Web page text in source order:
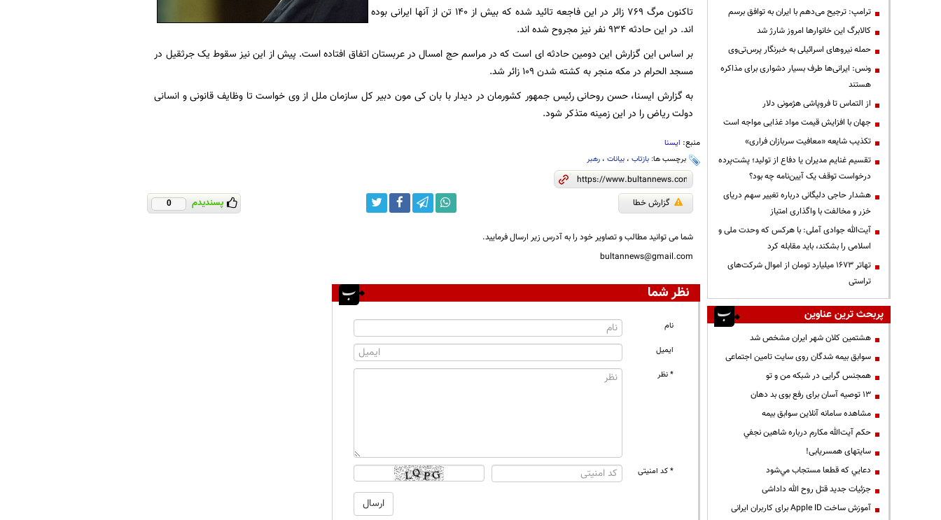
تاکنون مرگ 769 زائر در این فاجعه تائید شده که بیش از 140 تن از آنها ایرانی بوده
اند. در این حادثه 934 نفر نیز مجروح شده اند.
بر اساس این گزارش این دومین حادثه ای است که در مراسم حج امسال در عربستان اتفاق افتاده است. پیش از این نیز سقوط یک جرثقیل در
مسجد الحرام در مکه منجر به کشته شدن 109 زائر شد.
به گزارش ایسنا،‌ حسن روحانی رئیس جمهور کشورمان در دیدار با بان کی مون دبیر کل سازمان ملل از وی خواست تا وظایف قانونی و انسانی
دولت ریاض را در این زمینه متذکر شود.
منبع: ایسنا
برچسب ها: بازتاب، بیانات، رهبر
گزارش خطا پسندیدم 0
شما می توانید مطالب و تصاویر خود را به آدرس زیر ارسال فرمایید.
bultannews@gmail.com
نظر شما
نام
ایمیل
* نظر
* کد امنیتی
ترامپ: ترجیح می‌دهم با ایران به توافق برسم
کالابرگ این خانوارها امروز شارژ شد
حمله نیروهای اسرائیلی به خبرنگار پرس‌تی‌وی
ونس: ایرانی‌ها طرف بسیار دشواری برای مذاکره
هستند
از التماس تا فروپاشی هژمونی دلار
جهان با افزایش قیمت مواد غذایی مواجه است
تکذیب شایعه «معافیت سربازان فراری»
تقسیم غنایم مدیران یا دفاع از تولید؛ پشت‌پرده
درخواست توقف یک آیین‌نامه چه بود؟
هشدار حاجی دلیگانی درباره تغییر سهم دریای
خزر و مخالفت با واگذاری امتیاز
آیت‌الله جوادی آملی: با هرکس که وحدت ملی و
اسلامی را بشکند، باید مقابله کرد
تهاتر ۱۶۷۳ میلیارد تومان از اموال شرکت‌های
تراستی
پربحث ترین عناوین
هشتمین کلان شهر ایران مشخص شد
سوابق بیمه شدگان روی سایت تامین اجتماعی
همجنس گرایی در شبکه من و تو
13 توصیه آسان برای رفع بوی بد دهان
مشاهده سامانه آنلاين سوابق بیمه
حكم آيت‌الله مكارم درباره شاهين نجفي
سایتهای همسریابی!
دعايي كه قطعا مستجاب مي‌شود
جزئیات جدید قتل روح الله داداشی
آموزش ساخت Apple ID برای کاربران ایرانی